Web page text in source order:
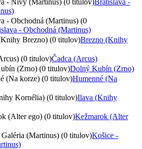
- Nivy (Martinus) (0 titulov)Bratislava -
- Obchodná (Martinus) (0
- Obchodná (Martinus)
Brezno) (0 titulov)Brezno (Knihy
(0 titulov)Čadca (Arcus)
(Zrno) (0 titulov)Dolný Kubín (Zrno)
(Na korze) (0 titulov)Humenné (Na
Kornélia) (0 titulov)Ilava (Knihy
(Alter ego) (0 titulov)Kežmarok (Alter
(Martinus) (0 titulov)Košice -